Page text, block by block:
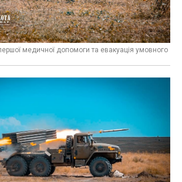
медичної допомоги та евакуація умовного